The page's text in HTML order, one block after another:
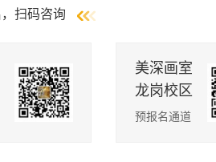
扫码咨询
美深画室
龙岗校区
预报名通道